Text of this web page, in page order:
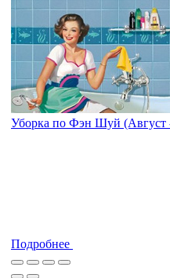
Уборка по Фэн Шуй (Август
Подробнее